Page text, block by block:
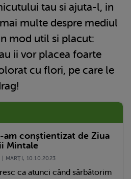
tau si ajuta-l, in
multe despre mediul
mod util si placut:
ii vor placea foarte
cu flori, pe care le
conștientizat de Ziua
Mintale
| MARŢI, 10.10.2023
ca atunci când sărbătorim